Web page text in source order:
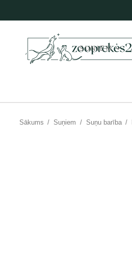
SUŅIEM
Sākums / Suņiem / Suņu barība /